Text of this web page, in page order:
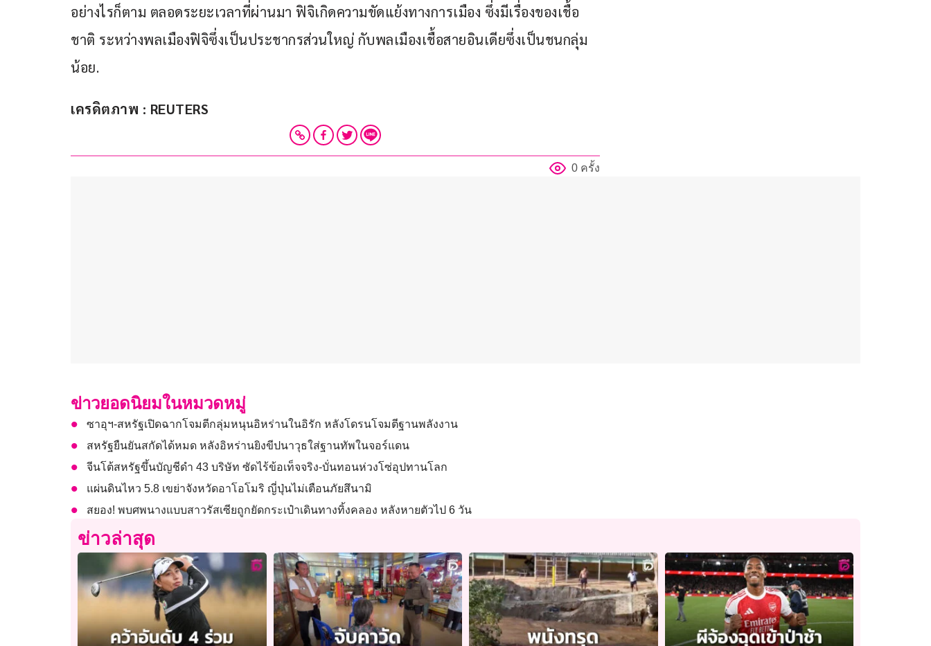
อย่างไรก็ตาม ตลอดระยะเวลาที่ผ่านมา ฟิจิเกิดความขัดแย้งทางการเมือง ซึ่งมีเรื่องของเชื้อ
ชาติ ระหว่างพลเมืองฟิจิซึ่งเป็นประชากรส่วนใหญ่ กับพลเมืองเชื้อสายอินเดียซึ่งเป็นชนกลุ่ม
น้อย.
เครดิตภาพ : REUTERS
0 ครั้ง
ข่าวยอดนิยมในหมวดหมู่
ซาอุฯ-สหรัฐเปิดฉากโจมตีกลุ่มหนุนอิหร่านในอิรัก หลังโดรนโจมตีฐานพลังงาน
สหรัฐยืนยันสกัดได้หมด หลังอิหร่านยิงขีปนาวุธใส่ฐานทัพในจอร์แดน
จีนโต้สหรัฐขึ้นบัญชีดำ 43 บริษัท ซัดไร้ข้อเท็จจริง-บั่นทอนห่วงโซ่อุปทานโลก
แผ่นดินไหว 5.8 เขย่าจังหวัดอาโอโมริ ญี่ปุ่นไม่เตือนภัยสึนามิ
สยอง! พบศพนางแบบสาวรัสเซียถูกยัดกระเป๋าเดินทางทิ้งคลอง หลังหายตัวไป 6 วัน
ข่าวล่าสุด